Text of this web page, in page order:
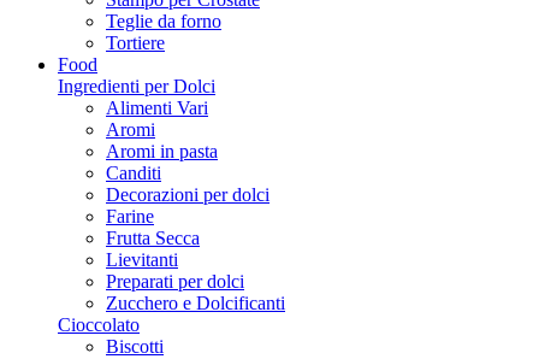
Teglie da forno
Tortiere
Food
Ingredienti per Dolci
Alimenti Vari
Aromi
Aromi in pasta
Canditi
Decorazioni per dolci
Farine
Frutta Secca
Lievitanti
Preparati per dolci
Zucchero e Dolcificanti
Cioccolato
Biscotti